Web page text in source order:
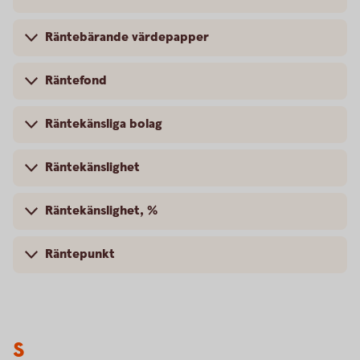
Räntebärande värdepapper
Räntefond
Räntekänsliga bolag
Räntekänslighet
Räntekänslighet, %
Räntepunkt
S